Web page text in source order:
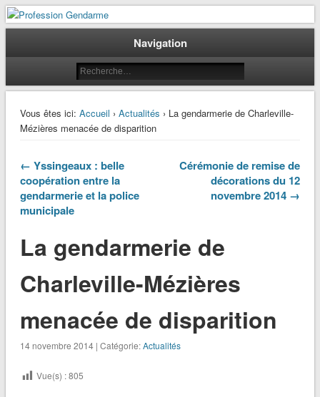
Profession Gendarme
Le journal des gendarmes
Navigation
Vous êtes ici: Accueil › Actualités › La gendarmerie de Charleville-
Mézières menacée de disparition
← Yssingeaux : belle
coopération entre la
gendarmerie et la police
municipale
Cérémonie de remise de
décorations du 12
novembre 2014 →
La gendarmerie de
Charleville-Mézières
menacée de disparition
14 novembre 2014 | Catégorie:Actualités
Vue(s) :805